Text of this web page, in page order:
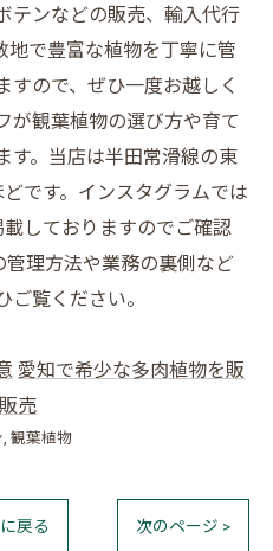
テンなどの販売、輸入代行
地で豊富な植物を丁寧に管
すので、ぜひ一度お越しく
が観葉植物の選び方や育て
す。当店は半田常滑線の東
です。インスタグラムでは
しておりますのでご確認
管理方法や業務の裏側など
ご覧ください。
愛知で希少な多肉植物を販
売
観葉植物
戻る 次のページ >